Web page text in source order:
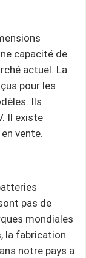
capacité de
actuel. La
pour les
Ils
Il existe
vente.
pas de
mondiales
la fabrication
notre pays a